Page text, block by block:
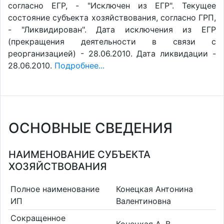
согласно ЕГР, - "Исключен из ЕГР". Текущее
состояние субъекта хозяйствования, согласно ГРП,
- "Ликвидирован". Дата исключения из ЕГР
(прекращения деятельности в связи с
реорганизацией) - 28.06.2010. Дата ликвидации -
28.06.2010. Подробнее...
ОСНОВНЫЕ СВЕДЕНИЯ
НАИМЕНОВАНИЕ СУБЪЕКТА
ХОЗЯЙСТВОВАНИЯ
Полное наименование
ИП
Конецкая Антонина
Валентиновна
Сокращенное